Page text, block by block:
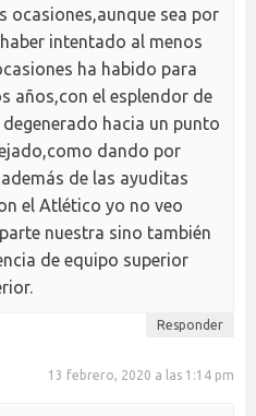
ocasiones,aunque sea por
intentado al menos
ha habido para
años,con el esplendor de
hacia un punto
dando por
de las ayuditas
el Atlético yo no veo
nuestra sino también
de equipo superior
Responder
13 febrero, 2020 a las 1:14 pm